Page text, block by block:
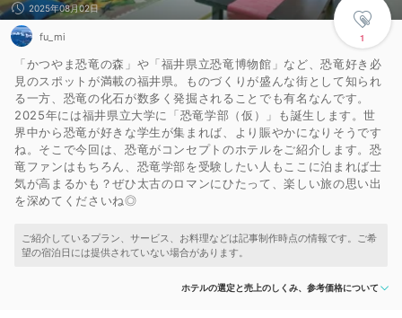
1
2025年08月02日
fu_mi
「かつやま恐竜の森」や「福井県立恐竜博物館」など、恐竜好き必
見のスポットが満載の福井県。ものづくりが盛んな街として知られ
る一方、恐竜の化石が数多く発掘されることでも有名なんです。
2025年には福井県立大学に「恐竜学部（仮）」も誕生します。世
界中から恐竜が好きな学生が集まれば、より賑やかになりそうです
ね。そこで今回は、恐竜がコンセプトのホテルをご紹介します。恐
竜ファンはもちろん、恐竜学部を受験したい人もここに泊まれば士
気が高まるかも？ぜひ太古のロマンにひたって、楽しい旅の思い出
を深めてくださいね◎
ホテルの選定と売上のしくみ、参考価格について